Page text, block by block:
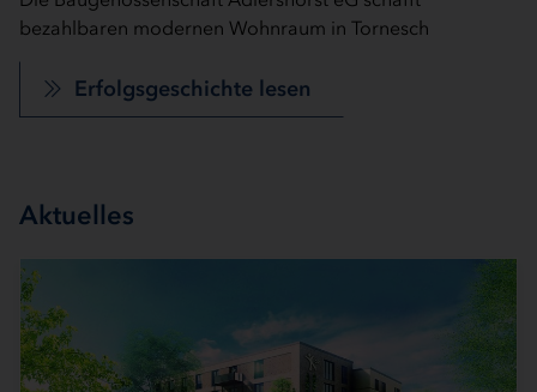
bezahlbaren modernen Wohnraum in Tornesch
Erfolgsgeschichte lesen
Im Kieler AnscharPark entsteht ein modernes
Wohnquartier mit insgesamt 150 Mietwohnungen in
Erfolgsgeschichte lesen
Immobilientraum erfüllt
Erfolgsgeschichte lesen
Aktuelles